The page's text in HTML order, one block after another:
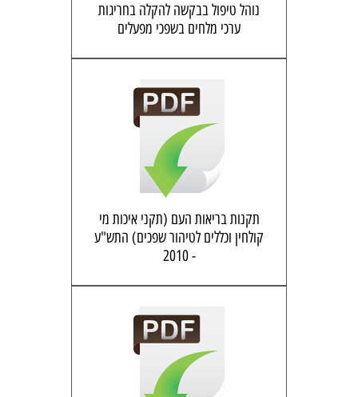
נוהל טיפול בבקשה להקלה בחריגות
ערכי מלחים בשפכי מפעלים
תקנות בריאות העם (תקני איכות מי
קולחין וכללים לטיהור שפכים) התש"ע
- 2010